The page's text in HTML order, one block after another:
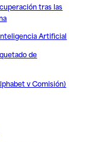
tras las
Artificial
de
v Comisión)